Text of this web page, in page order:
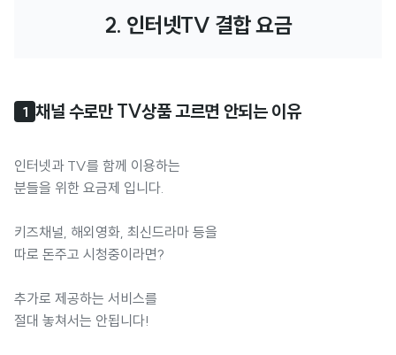
2. 인터넷TV 결합 요금
1 채널 수로만 TV상품 고르면 안되는 이유
인터넷과 TV를 함께 이용하는
분들을 위한 요금제 입니다.
키즈채널, 해외영화, 최신드라마 등을
따로 돈주고 시청중이라면?
추가로 제공하는 서비스를
절대 놓쳐서는 안됩니다!